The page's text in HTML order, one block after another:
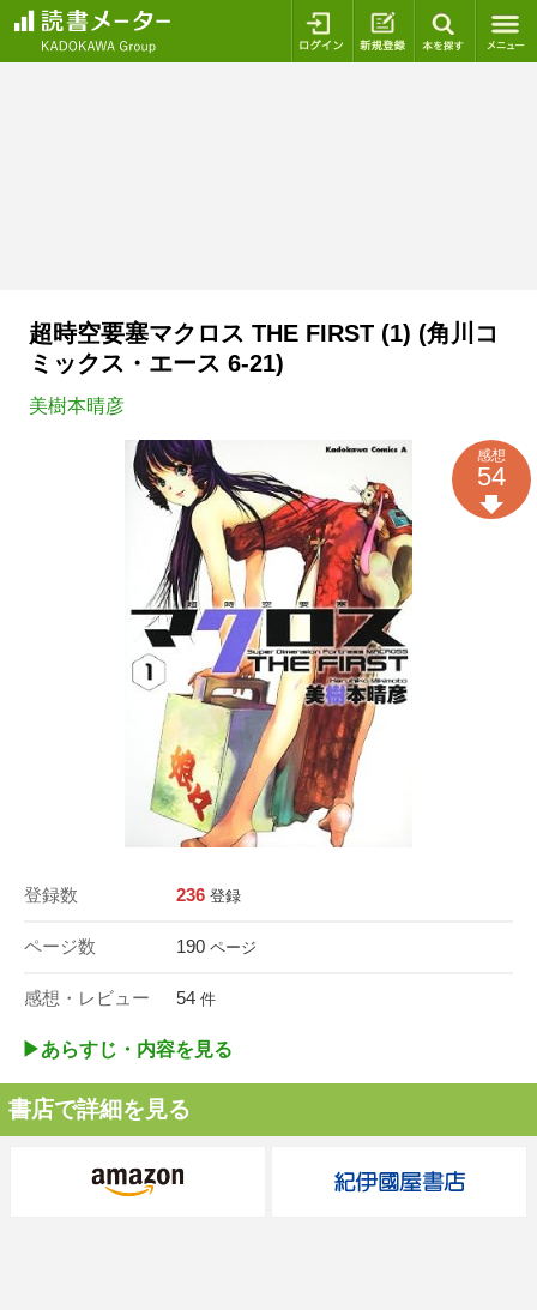
ログイン 新規登録
超時空要塞マクロス THE FIRST (1) (角川コ
ミックス・エース 6-21)
美樹本晴彦
登録数 236 登録
ページ数 190 ページ
感想・レビュー 54 件
感想
54
▶︎あらすじ・内容を見る
書店で詳細を見る